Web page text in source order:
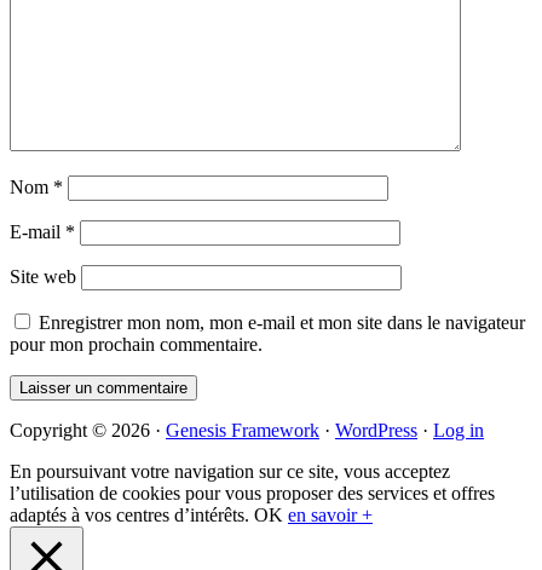
Nom *
E-mail *
Site web
Enregistrer mon nom, mon e-mail et mon site dans le navigateur
pour mon prochain commentaire.
Primary
Sidebar
Copyright © 2026 · Genesis Framework · WordPress · Log in
En poursuivant votre navigation sur ce site, vous acceptez
l’utilisation de cookies pour vous proposer des services et offres
adaptés à vos centres d’intérêts. OK en savoir +